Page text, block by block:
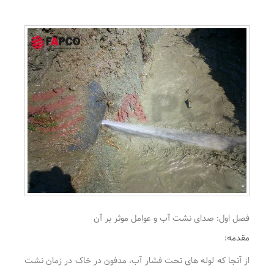
فصل اول: صدای نشت آب و عوامل موثر بر آن
مقدمه:
از آنجا که لوله های تحت فشار آب، مدفون در خاک در زمان نشت